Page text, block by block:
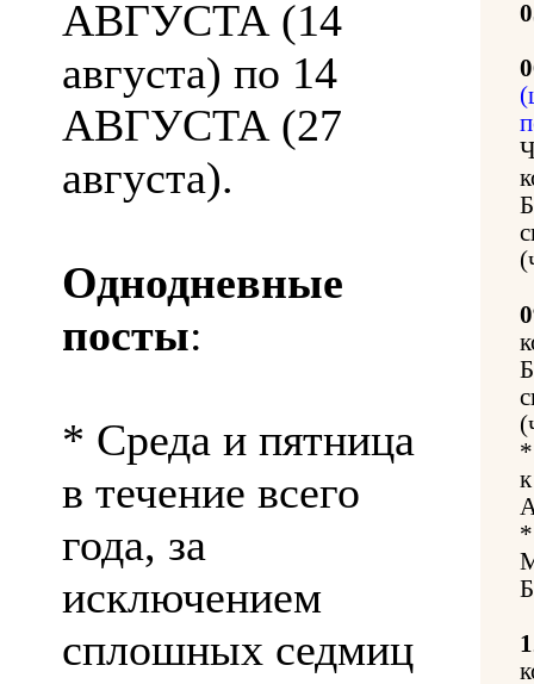
АВГУСТА (14
августа) по 14
АВГУСТА (27
августа).
Однодневные
посты:
* Среда и пятница
в течение всего
года, за
исключением
сплошных седмиц